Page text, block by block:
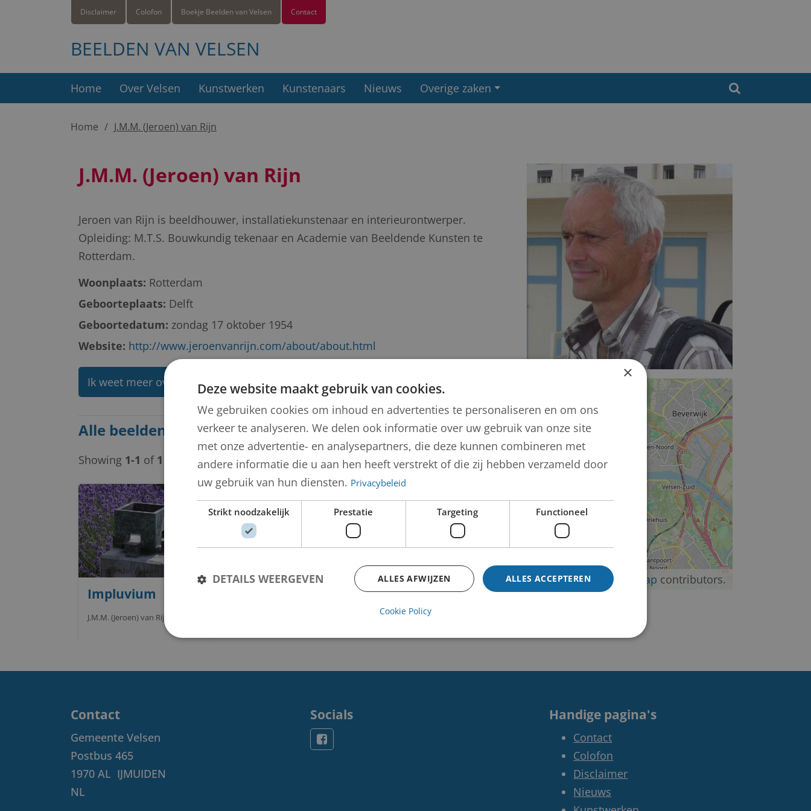
Contact
Boekje Beelden van Velsen
Colofon
Disclaimer
BEELDEN VAN VELSEN
Home Over Velsen Kunstwerken Kunstenaars Nieuws Overige zaken
Home J.M.M. (Jeroen) van Rijn
J.M.M. (Jeroen) van Rijn
Jeroen van Rijn is beeldhouwer, installatiekunstenaar en interieurontwerper.
Opleiding: M.T.S. Bouwkundig tekenaar en Academie van Beeldende Kunsten te
Rotterdam.
Woonplaats: Rotterdam
Geboorteplaats: Delft
Geboortedatum: zondag 17 oktober 1954
Website: http://www.jeroenvanrijn.com/about/about.html
Ik weet meer over deze kunstenaar
Alle beelden van J.M.M. (Jeroen) van Rijn
Showing 1-1 of 1
Impluvium
J.M.M. (Jeroen) van Rijn
−
©OpenStreetMap contributors.
Contact
Gemeente Velsen
Postbus 465
1970 AL IJMUIDEN
NL
Socials Handige pagina's
Contact
Colofon
Disclaimer
Nieuws
×
Deze website maakt gebruik van cookies.
We gebruiken cookies om inhoud en advertenties te personaliseren en om ons
verkeer te analyseren. We delen ook informatie over uw gebruik van onze site
met onze advertentie- en analysepartners, die deze kunnen combineren met
andere informatie die u aan hen heeft verstrekt of die zij hebben verzameld door
uw gebruik van hun diensten. Privacybeleid
Strikt noodzakelijk Prestatie Targeting Functioneel
ALLES ACCEPTEREN
ALLES AFWIJZEN
DETAILS WEERGEVEN
Cookie Policy